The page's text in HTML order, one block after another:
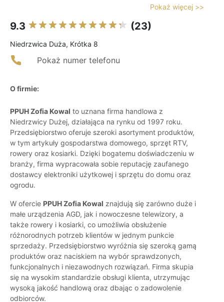
Pokaż więcej >>
9.3 (23)
Niedrzwica Duża, Krótka 8
Pokaż numer telefonu
O firmie:
PPUH Zofia Kowal to uznana firma handlowa z
Niedrzwicy Dużej, działająca na rynku od 1997 roku.
Przedsiębiorstwo oferuje szeroki asortyment produktów,
w tym artykuły gospodarstwa domowego, sprzęt RTV,
rowery oraz kosiarki. Dzięki bogatemu doświadczeniu w
branży, firma wypracowała sobie reputację zaufanego
dostawcy elektroniki użytkowej i sprzętu do domu oraz
ogrodu.
W ofercie PPUH Zofia Kowal znajdują się zarówno duże i
małe urządzenia AGD, jak i nowoczesne telewizory, a
także rowery i kosiarki, co umożliwia obsłużenie
różnorodnych potrzeb klientów w jednym punkcie
sprzedaży. Przedsiębiorstwo wyróżnia się szeroką gamą
produktów oraz naciskiem na wybór sprawdzonych,
funkcjonalnych i niezawodnych rozwiązań. Firma skupia
się na wysokim standardzie obsługi klienta, utrzymując
wysoką jakość handlową oraz dbając o zadowolenie
odbiorców.